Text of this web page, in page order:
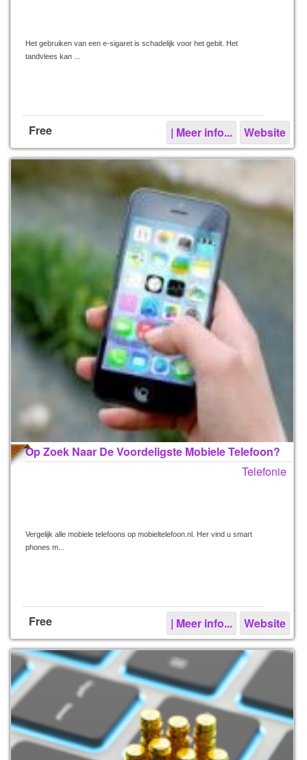
Het gebruiken van een e-sigaret is schadelijk voor het gebit. Het
tandvlees kan ...
Free Website
| Meer info...
Op Zoek Naar De Voordeligste Mobiele Telefoon?
Telefonie
Vergelijk alle mobiele telefoons op mobieltelefoon.nl. Her vind u smart
phones m...
Free Website
| Meer info...